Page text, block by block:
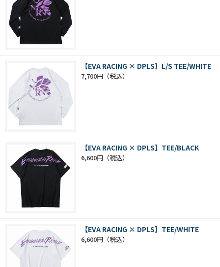
【EVA RACING × DPLS】L/S TEE/WHITE
7,700円
【EVA RACING × DPLS】TEE/BLACK
6,600円
【EVA RACING × DPLS】TEE/WHITE
6,600円